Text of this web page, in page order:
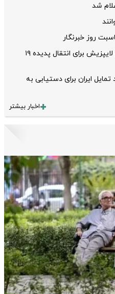
شد
روز خبرنگار
پایان جنجال؛ توافق رئال و لایپزیش برای انتقال پدیده ۱۹
تمایل ایران برای دستیابی به
اخبار بیشتر